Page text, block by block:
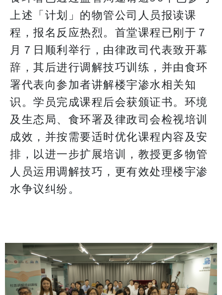
上述「计划」的物管公司人员报读课
程，报名反应热烈。首堂课程已刚于７
月７日顺利举行，由律政司代表致开幕
辞，其后进行调解技巧训练，并由食环
署代表向参加者讲解楼宇渗水相关知
识。学员完成课程后会获颁证书。环境
及生态局、食环署及律政司会检视培训
成效，并按需要适时优化课程内容及安
排，以进一步扩展培训，教授更多物管
人员运用调解技巧，更有效处理楼宇渗
水争议纠纷。